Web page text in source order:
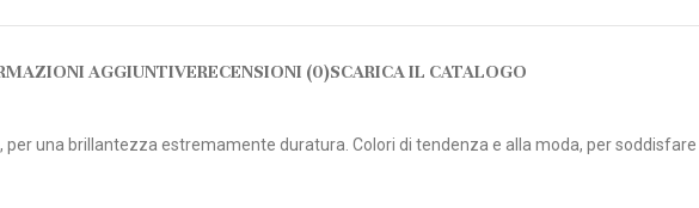
AGGIUNTIVERECENSIONI (0)SCARICA IL CATALOGO
una brillantezza estremamente duratura. Colori di tendenza e alla moda, per soddisfare